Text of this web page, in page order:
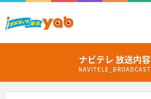
ナビテレ 放送内容
NAVITELE_BROADCAST